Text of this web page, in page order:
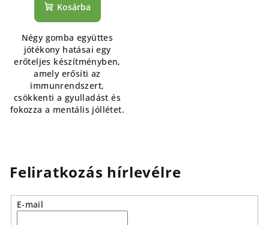
Kosárba
Négy gomba együttes
jótékony hatásai egy
erőteljes készítményben,
amely erősíti az
immunrendszert,
csökkenti a gyulladást és
fokozza a mentális jóllétet.
Feliratkozás hírlevélre
E-mail